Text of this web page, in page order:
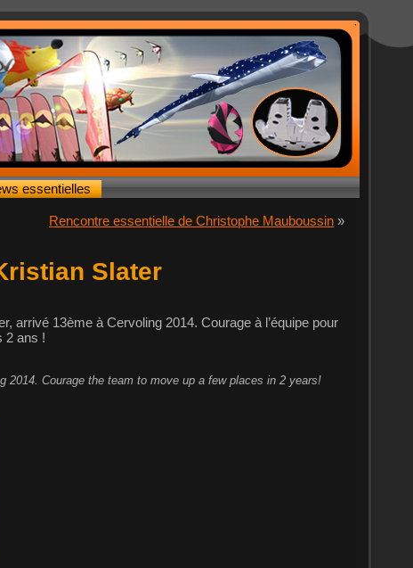
essentielles
Rencontre essentielle de Christophe Mauboussin »
Slater
arrivé 13ème à Cervoling 2014. Courage à l’équipe pour
2 ans !
2014. Courage the team to move up a few places in 2 years!